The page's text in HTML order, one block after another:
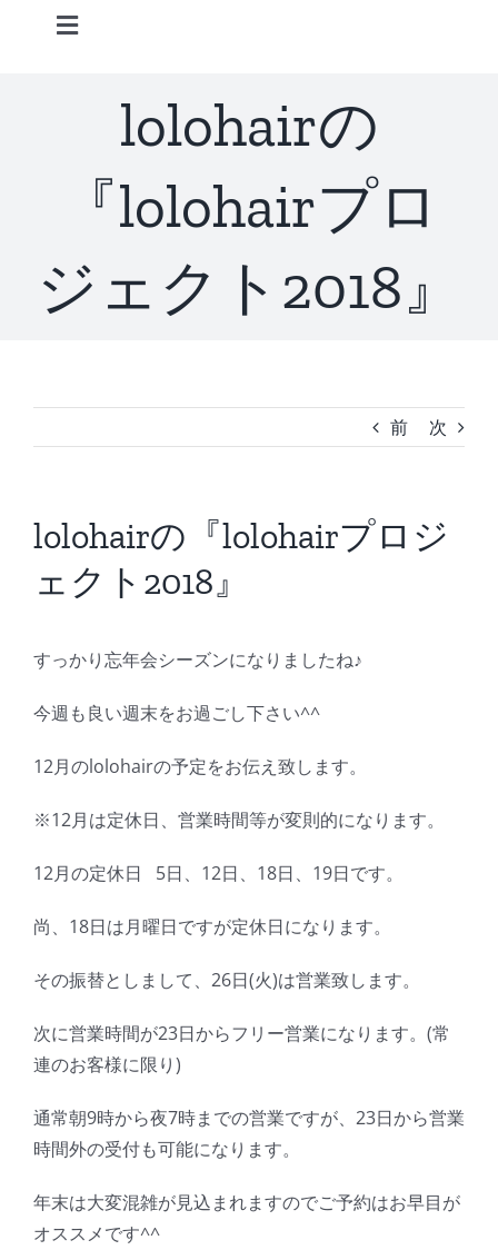
Toggle
CONCEPT
ACCESS
BLOG
Reservation
lolohairの
『lolohairプロ
ジェクト2018』
前 次
lolohairの『lolohairプロジ
ェクト2018』
すっかり忘年会シーズンになりましたね♪
今週も良い週末をお過ごし下さい^^
12月のlolohairの予定をお伝え致します。
※12月は定休日、営業時間等が変則的になります。
12月の定休日 5日、12日、18日、19日です。
尚、18日は月曜日ですが定休日になります。
その振替としまして、26日(火)は営業致します。
次に営業時間が23日からフリー営業になります。(常
連のお客様に限り)
通常朝9時から夜7時までの営業ですが、23日から営業
時間外の受付も可能になります。
年末は大変混雑が見込まれますのでご予約はお早目が
オススメです^^